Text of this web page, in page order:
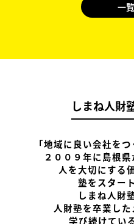
一
しまね人財
「地域に良い会社を
２００９年に島根県
人を大切にする
塾をスター
しまね人財
人財塾を卒業し
学び続けてい